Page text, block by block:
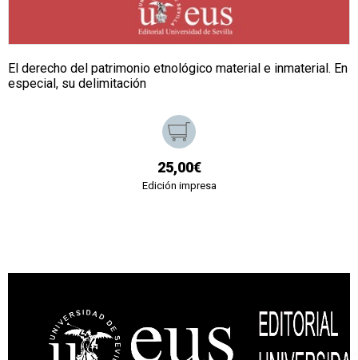
El derecho del patrimonio etnológico material e inmaterial. En
especial, su delimitación
25,00€
Edición impresa